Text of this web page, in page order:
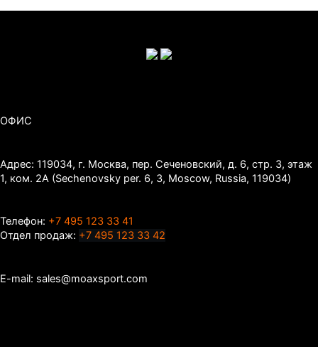
ОФИС
Адрес: 119034, г. Москва, пер. Сеченовский, д. 6, стр. 3, этаж
1, ком. 2А (Sechenovsky per. 6, 3, Moscow, Russia, 119034)
Телефон: +7 495 123 33 41
Отдел продаж: +7 495 123 33 42
E-mail: sales@moaxsport.com